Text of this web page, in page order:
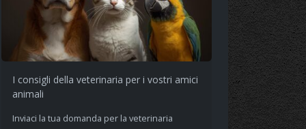
I consigli della veterinaria per i vostri amici
animali
Inviaci la tua domanda per la veterinaria